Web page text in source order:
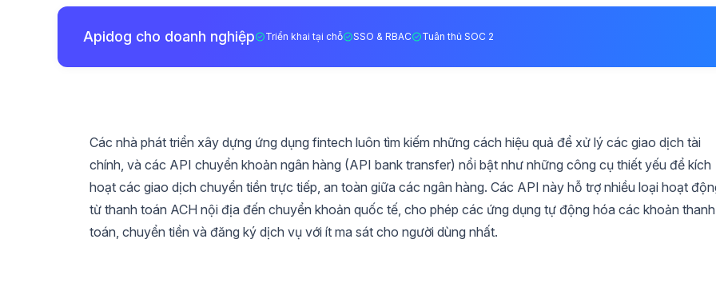
Apidog cho doanh nghiệp Triển khai tại chỗ SSO & RBAC Tuân thủ SOC 2
Các nhà phát triển xây dựng ứng dụng fintech luôn tìm kiếm những cách hiệu quả để xử lý các giao dịch tài
chính, và các API chuyển khoản ngân hàng (API bank transfer) nổi bật như những công cụ thiết yếu để kích
hoạt các giao dịch chuyển tiền trực tiếp, an toàn giữa các ngân hàng. Các API này hỗ trợ nhiều loại hoạt
từ thanh toán ACH nội địa đến chuyển khoản quốc tế, cho phép các ứng dụng tự động hóa các khoản thanh
toán, chuyển tiền và đăng ký dịch vụ với ít ma sát cho người dùng nhất.